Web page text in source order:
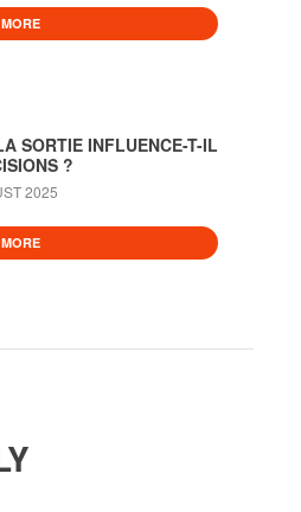
SORTIE INFLUENCE-T-IL
?
2025